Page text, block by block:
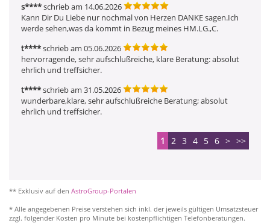
s****schrieb am 14.06.2026
Kann Dir Du Liebe nur nochmal von Herzen DANKE sagen.Ich
werde sehen,was da kommt in Bezug meines HM.LG.,C.
t****schrieb am 05.06.2026
hervorragende, sehr aufschlußreiche, klare Beratung: absolut
ehrlich und treffsicher.
t****schrieb am 31.05.2026
wunderbare,klare, sehr aufschlußreiche Beratung; absolut
ehrlich und treffsicher.
1 2 3 4 5 6 > >>
** Exklusiv auf den AstroGroup-Portalen
* Alle angegebenen Preise verstehen sich inkl. der jeweils gültigen Umsatzsteuer
zzgl. folgender Kosten pro Minute bei kostenpflichtigen Telefonberatungen.